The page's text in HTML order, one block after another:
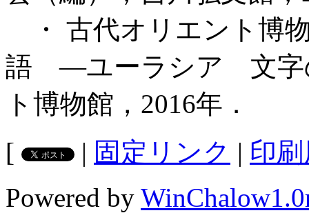
・ 古代オリエント博
語 ―ユーラシア 文字
ト博物館，2016年．
[
| 固定リンク | 印
Powered by